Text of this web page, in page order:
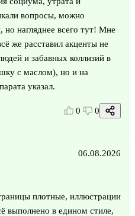
вопросы, можно
но нагляднее всего тут! Мне
же расставил акценты не
и забавных коллизий в
с маслом), но и на
указал.
0 0
06.08.2026
плотные, иллюстрации
выполнено в едином стиле,